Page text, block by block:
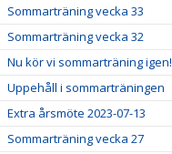
Sommarträning vecka 33
Sommarträning vecka 32
Nu kör vi sommarträning igen!
Uppehåll i sommarträningen
Extra årsmöte 2023-07-13
Sommarträning vecka 27